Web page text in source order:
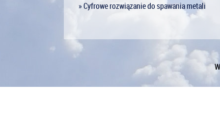
» Cyfrowe rozwiązanie do spawania metali